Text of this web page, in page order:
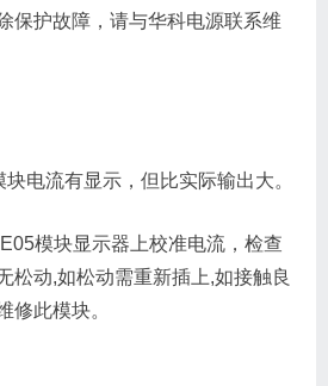
保护故障，请与华科电源联系维
电流有显示，但比实际输出大。
模块显示器上校准电流，检查
松动,如松动需重新插上,如接触良
修此模块。